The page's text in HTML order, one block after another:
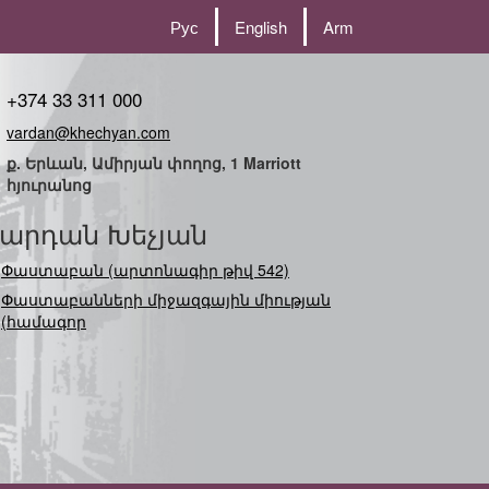
Рус English Arm
+374 33 311 000
vardan@khechyan.com
ք. Երևան, Ամիրյան փողոց, 1 Marriott
հյուրանոց
Խեչյան
Փաստաբան (արտոնագիր թիվ 542)
Փաստաբանների միջազգային միության
(համագործակցության)